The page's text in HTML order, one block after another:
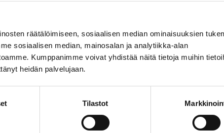
räätälöimiseen, sosiaalisen median ominaisuuksien
sosiaalisen median, mainosalan ja analytiikka-alan
Kumppanimme voivat yhdistää näitä tietoja muihin
heidän palvelujaan.
Tilastot